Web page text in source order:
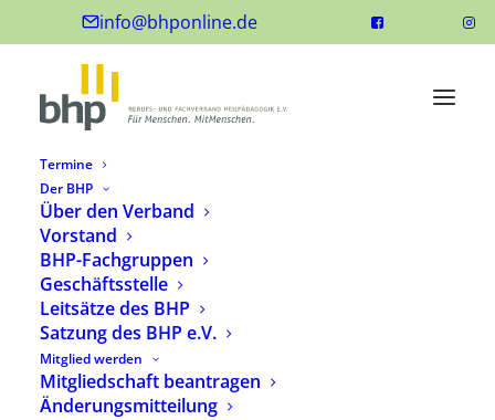
info@bhponline.de
Termine
Der BHP
Über den Verband
Vorstand
BHP-Fachgruppen
Geschäftsstelle
Leitsätze des BHP
Satzung des BHP e.V.
Mitglied werden
Mitgliedschaft beantragen
Änderungsmitteilung
Der BHP Verlag